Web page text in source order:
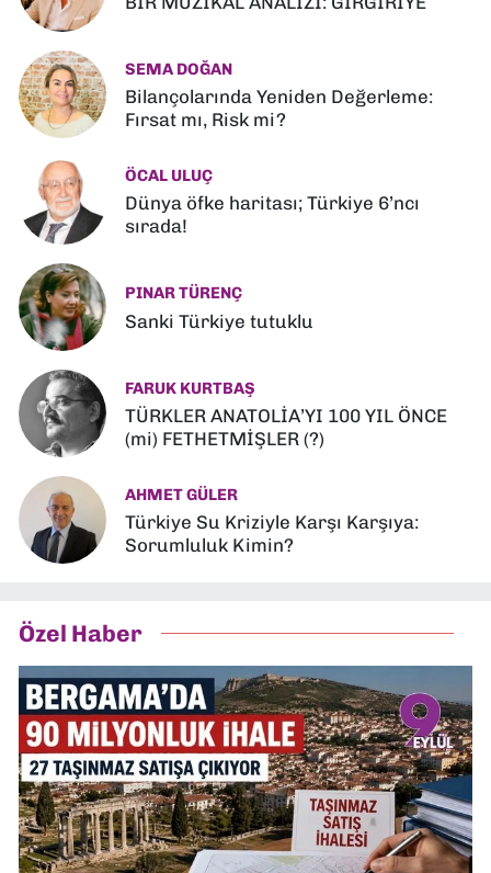
SEMA DOĞAN
Bilançolarında Yeniden Değerleme:
Fırsat mı, Risk mi?
ÖCAL ULUÇ
Dünya öfke haritası; Türkiye 6’ncı
sırada!
PINAR TÜRENÇ
Sanki Türkiye tutuklu
FARUK KURTBAŞ
TÜRKLER ANATOLİA’YI 100 YIL ÖNCE
(mi) FETHETMİŞLER (?)
AHMET GÜLER
Türkiye Su Kriziyle Karşı Karşıya:
Sorumluluk Kimin?
Özel Haber